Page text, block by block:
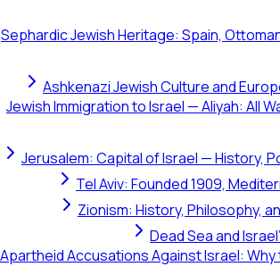
Sephardic Jewish Heritage: Spain,
Ashkenazi Jewish Culture and
Jewish Immigration to Israel — Aliyah: All
Jerusalem: Capital of Israel — History,
Tel Aviv: Founded 1909,
Zionism: History, Philosophy,
Dead Sea and
Apartheid Accusations Against Israel: Why